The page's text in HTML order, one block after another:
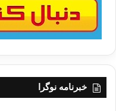
چه ند ده ترسم
چه ند ده ترسم
که ديِمه وه
هه واليکی تالت پی بی
خبرنامه نوگرا